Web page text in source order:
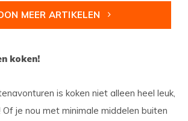
MEER ARTIKELEN
koken!
is koken niet alleen heel leuk,
je nou met minimale middelen buiten